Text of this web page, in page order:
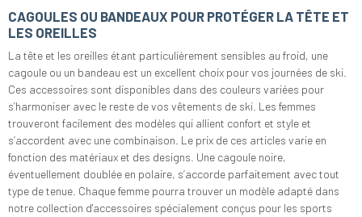
CAGOULES OU BANDEAUX POUR PROTÉGER LA TÊTE ET
LES OREILLES
La tête et les oreilles étant particulièrement sensibles au froid, une
cagoule ou un bandeau est un excellent choix pour vos journées de ski.
Ces accessoires sont disponibles dans des couleurs variées pour
s’harmoniser avec le reste de vos vêtements de ski. Les femmes
trouveront facilement des modèles qui allient confort et style et
s’accordent avec une combinaison. Le prix de ces articles varie en
fonction des matériaux et des designs. Une cagoule noire,
éventuellement doublée en polaire, s’accorde parfaitement avec tout
type de tenue. Chaque femme pourra trouver un modèle adapté dans
notre collection d'accessoires spécialement conçus pour les sports